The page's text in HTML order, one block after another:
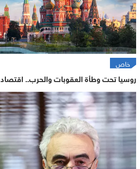
خاص
روسيا تحت وطأة العقوبات والحرب..